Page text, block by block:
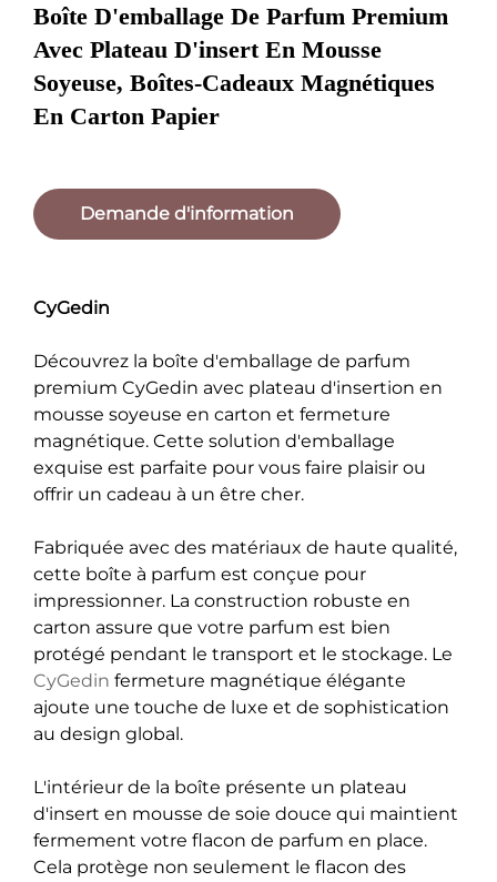
Boîte D'emballage De Parfum Premium
Avec Plateau D'insert En Mousse
Soyeuse, Boîtes-Cadeaux Magnétiques
En Carton Papier
Demande d'information
CyGedin
Découvrez la boîte d'emballage de parfum
premium CyGedin avec plateau d'insertion en
mousse soyeuse en carton et fermeture
magnétique. Cette solution d'emballage
exquise est parfaite pour vous faire plaisir ou
offrir un cadeau à un être cher.
Fabriquée avec des matériaux de haute qualité,
cette boîte à parfum est conçue pour
impressionner. La construction robuste en
carton assure que votre parfum est bien
protégé pendant le transport et le stockage. Le
CyGedin fermeture magnétique élégante
ajoute une touche de luxe et de sophistication
au design global.
L'intérieur de la boîte présente un plateau
d'insert en mousse de soie douce qui maintient
fermement votre flacon de parfum en place.
Cela protège non seulement le flacon des